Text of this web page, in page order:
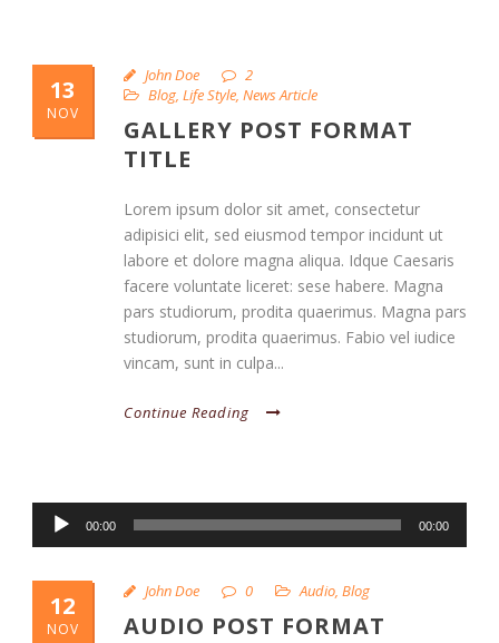
13
NOV
John Doe
2
Blog, Life Style, News Article
GALLERY POST FORMAT
TITLE
Lorem ipsum dolor sit amet, consectetur
adipisici elit, sed eiusmod tempor incidunt ut
labore et dolore magna aliqua. Idque Caesaris
facere voluntate liceret: sese habere. Magna
pars studiorum, prodita quaerimus. Magna pars
studiorum, prodita quaerimus. Fabio vel iudice
vincam, sunt in culpa...
Continue Reading
Audio
00:00 00:00
12
NOV
John Doe 0 Audio, Blog
AUDIO POST FORMAT